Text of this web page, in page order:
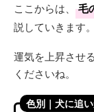
ここからは、 毛
説していきます。
運気を上昇させ
くださいね。
色別｜犬に追